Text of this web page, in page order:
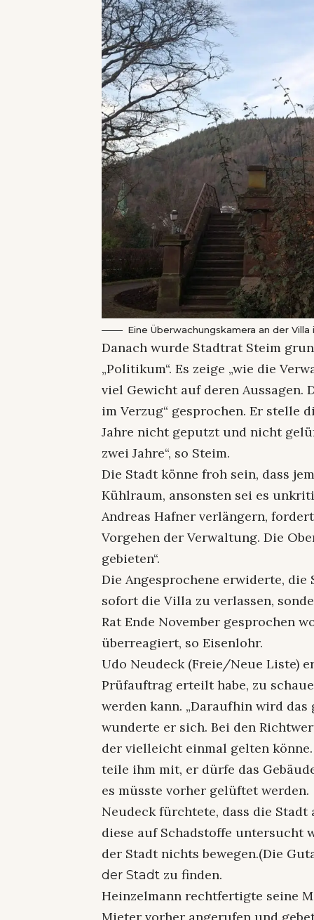
Eine Überwachungskamera an der
Danach wurde Stadtrat Steim
„Politikum“. Es zeige „wie die
viel Gewicht auf deren Aussagen.
im Verzug“ gesprochen. Er stelle
Jahre nicht geputzt und nicht
zwei Jahre“, so Steim.
Die Stadt könne froh sein, dass
Kühlraum, ansonsten sei es
Andreas Hafner verlängern,
Vorgehen der Verwaltung. Die
gebieten“.
Die Angesprochene erwiderte,
sofort die Villa zu verlassen,
Rat Ende November gesprochen
überreagiert, so Eisenlohr.
Udo Neudeck (Freie/Neue Liste)
Prüfauftrag erteilt habe, zu
werden kann. „Daraufhin wird
wunderte er sich. Bei den
der vielleicht einmal gelten
teile ihm mit, er dürfe das
es müsste vorher gelüftet werden.
Neudeck fürchtete, dass die
diese auf Schadstoffe untersucht
der Stadt nichts bewegen.(Die
der Stadt zu finden.
Heinzelmann rechtfertigte seine